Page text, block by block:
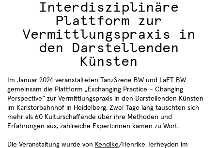
Aktuelles
Interdisziplinäre
Plattform zur
Vermittlungspraxis in
den Darstellenden
Künsten
Im Januar 2024 veranstalteten TanzSzene BW und
LaFT BW
gemeinsam die Plattform „Exchanging Practice – Changing
Perspective“ zur Vermittlungspraxis in den Darstellenden Künsten
im Karlstorbahnhof in Heidelberg. Zwei Tage lang tauschten sich
mehr als 60 Kulturschaffende über ihre Methoden und
Erfahrungen aus, zahlreiche Expert:innen kamen zu Wort.
Die Veranstaltung wurde von Kendike/Henrike Terheyden im
Termine